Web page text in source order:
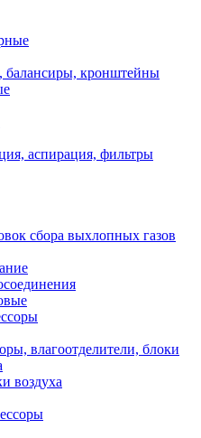
балансиры, кронштейны
аспирация, фильтры
сбора выхлопных газов
влагоотделители, блоки
воздуха